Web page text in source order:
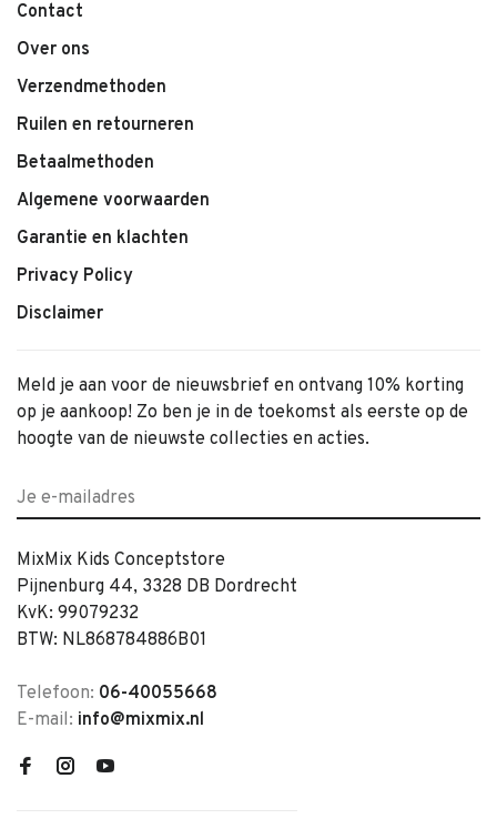
Contact
Over ons
Verzendmethoden
Ruilen en retourneren
Betaalmethoden
Algemene voorwaarden
Garantie en klachten
Privacy Policy
Disclaimer
Meld je aan voor de nieuwsbrief en ontvang 10% korting
op je aankoop! Zo ben je in de toekomst als eerste op de
hoogte van de nieuwste collecties en acties.
MixMix Kids Conceptstore
Pijnenburg 44, 3328 DB Dordrecht
KvK: 99079232
BTW: NL868784886B01
Telefoon: 06-40055668
E-mail: info@mixmix.nl